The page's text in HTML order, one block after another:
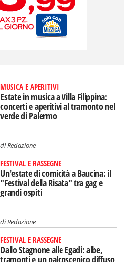
MUSICA E APERITIVI
Estate in musica a Villa Filippina:
concerti e aperitivi al tramonto nel
verde di Palermo
diRedazione
FESTIVAL E RASSEGNE
Un'estate di comicità a Baucina: il
"Festival della Risata" tra gag e
grandi ospiti
diRedazione
FESTIVAL E RASSEGNE
Dallo Stagnone alle Egadi: albe,
tramonti e un palcoscenico diffuso